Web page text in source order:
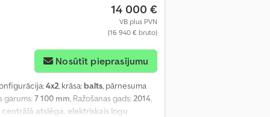
14 000 €
VB plus PVN
(16 940 € bruto)
Nosūtīt pieprasījumu
4x2, krāsa: balts, pārnesuma
garums:7 100 mm, Ražošanas gads:2014,
atslēga, elektriskais logu